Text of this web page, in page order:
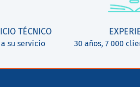
TÉCNICO
su servicio 30 años, 7 000